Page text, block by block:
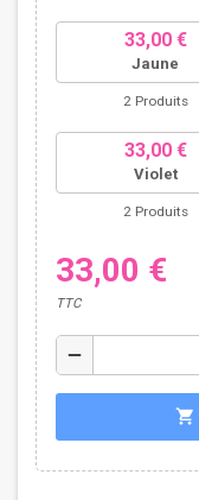
33,00 €
Jaune
2 Produits
33,00 €
Violet
2 Produits
33,00 €
TTC
remove
shopping_cart